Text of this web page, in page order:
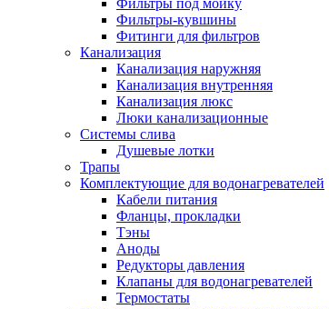
Фильтры под мойку
Фильтры-кувшины
Фитинги для фильтров
Канализация
Канализация наружняя
Канализация внутренняя
Канализация люкс
Люки канализационные
Системы слива
Душевые лотки
Трапы
Комплектующие для водонагревателей
Кабели питания
Фланцы, прокладки
Тэны
Аноды
Редукторы давления
Клапаны для водонагревателей
Термостаты